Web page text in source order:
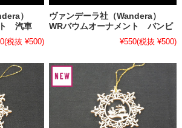
）
ト 汽車
(税抜 ¥500)
ヴァンデーラ社（Wandera）
WRバウムオーナメント バンビ
¥550(税抜 ¥500)